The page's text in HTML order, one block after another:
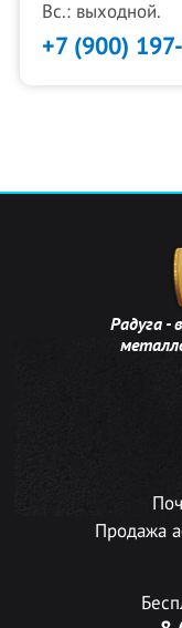
Вс.: выходной.
+7 (900)
Радуга -
Продажа